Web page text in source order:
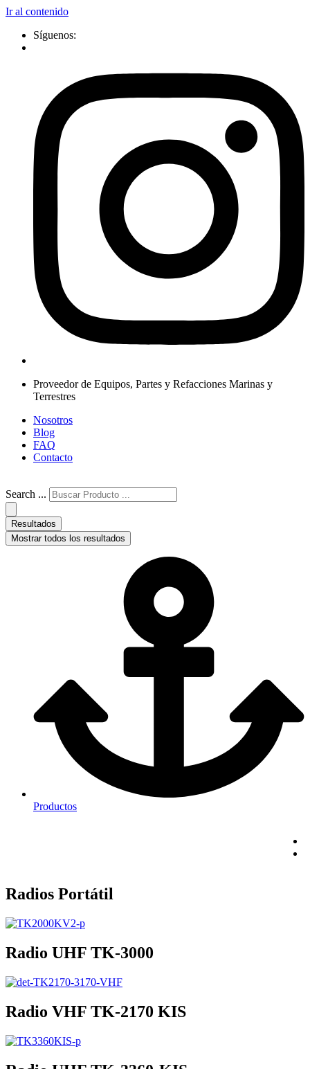
Ir al contenido
Síguenos:
Proveedor de Equipos, Partes y Refacciones Marinas y
Terrestres
Nosotros
Blog
FAQ
Contacto
Search ...
Resultados
Mostrar todos los resultados
Productos
Radios Portátil
Radio UHF TK-3000
Radio VHF TK-2170 KIS